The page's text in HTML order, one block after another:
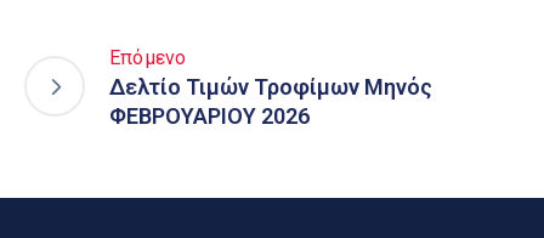
Επόμενο
Δελτίο Τιμών Τροφίμων Μηνός
ΦΕΒΡΟΥΑΡΙΟΥ 2026